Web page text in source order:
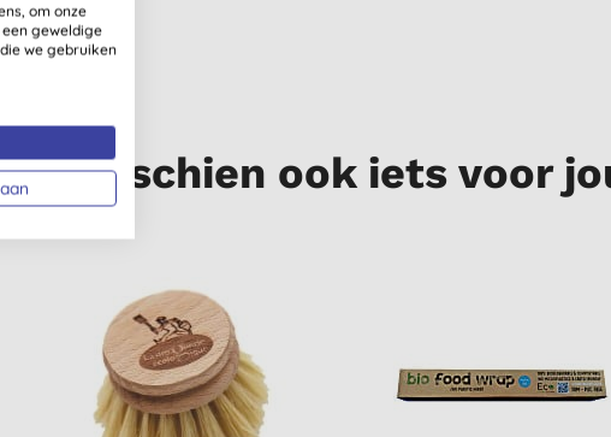
Misschien ook iets voor
om onze
geweldige
we gebruiken